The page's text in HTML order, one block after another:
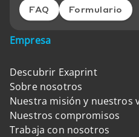
FAQ Formulario
Empresa
Descubrir Exaprint
Sobre nosotros
Nuestra misión y nuestros
Nuestros compromisos
Trabaja con nosotros